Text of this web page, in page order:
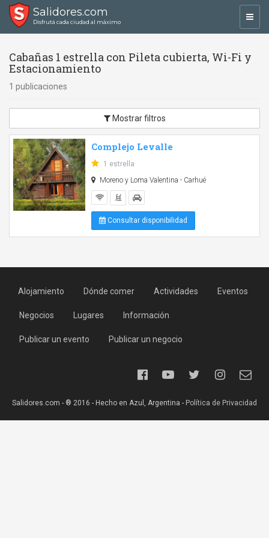
Salidores.com
Disfrutá cada ciudad al máximo
Cabañas 1 estrella con Pileta cubierta, Wi-Fi y
Estacionamiento
1 publicaciones
Mostrar filtros
Complejo Levalle
1 estrella
Moreno y Loma Valentina - Carhué
Consultar disponibilidad
Alojamiento Dónde comer Actividades Eventos
Negocios Lugares Información
Publicar un evento Publicar un negocio
Salidores.com - ® 2016 - Hecho en Azul, Argentina - Política de Privacidad